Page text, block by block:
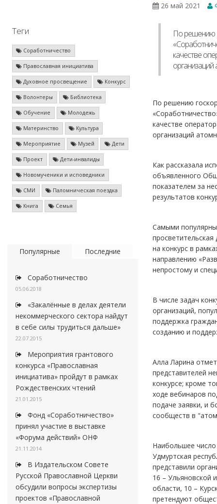
Теги
Соработничество
Православная инициатива
Духовное просвещение Конкурс
Волонтеры Библиотека
Обучение Молодежь
Материнство Культура
Мероприятие Музей Дети
Проект Дети-инвалиды
Новомученики и исповедники
СМИ Паломническая поездка
Книга Семья
Популярные Последние
Соработничество
05.06.2018
«Закалённые в делах деятели
некоммерческого сектора найдут
в себе силы трудиться дальше»
22.07.2015
Мероприятия грантового
конкурса «Православная
инициатива» пройдут в рамках
Рождественских чтений
21.01.2015
Фонд «Соработничество»
принял участие в выставке
«Форума действий» ОНФ
21.11.2014
В Издательском Совете
Русской Православной Церкви
обсудили вопросы экспертизы
проектов «Православной
26 май 2021
По решению
качестве
организаций
По решению
качестве
организаций
Как рассказала
объявленного
показателем за
результатов
Самыми
на конкурс в
направлению
непростому и
В числе задач
организаций,
поддержка
созданию и
Алла Ларина
представителей
конкурсе; кроме
ходе вебинаров
подаче заявки, и
сообществ в
Наибольшее число
Удмуртская
представили
16 – Ульяновской
области, 10 –
претендуют